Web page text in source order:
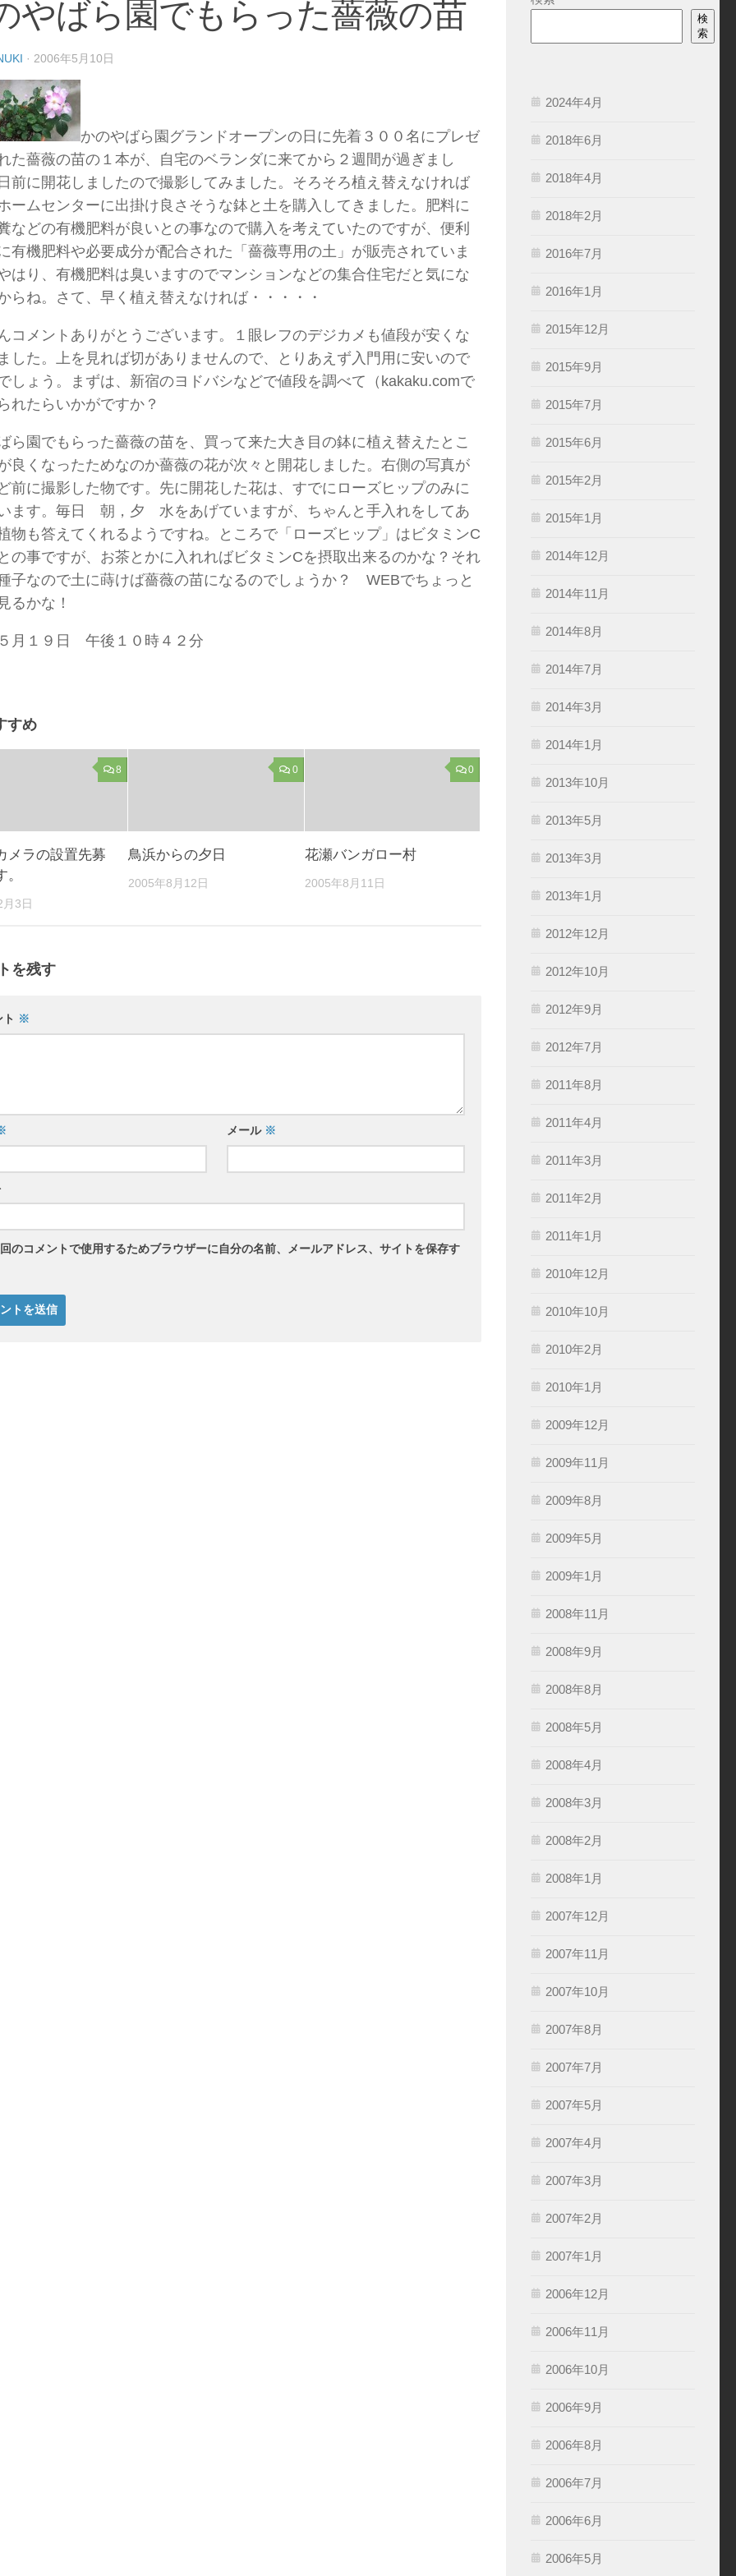
やばら園でもらった薔薇の苗
· 2006年5月10日
かのやばら園グランドオープンの日に先着３００名にプレゼ
た薔薇の苗の１本が、自宅のベランダに来てから２週間が過ぎまし
前に開花しましたので撮影してみました。そろそろ植え替えなければ
ームセンターに出掛け良さそうな鉢と土を購入してきました。肥料に
などの有機肥料が良いとの事なので購入を考えていたのですが、便利
有機肥料や必要成分が配合された「薔薇専用の土」が販売されていま
はり、有機肥料は臭いますのでマンションなどの集合住宅だと気にな
らね。さて、早く植え替えなければ・・・・・
コメントありがとうございます。１眼レフのデジカメも値段が安くな
した。上を見れば切がありませんので、とりあえず入門用に安いので
しょう。まずは、新宿のヨドバシなどで値段を調べて（kakaku.comで
れたらいかがですか？
ら園でもらった薔薇の苗を、買って来た大き目の鉢に植え替えたとこ
良くなったためなのか薔薇の花が次々と開花しました。右側の写真が
前に撮影した物です。先に開花した花は、すでにローズヒップのみに
ます。毎日 朝，夕 水をあげていますが、ちゃんと手入れをしてあ
物も答えてくれるようですね。ところで「ローズヒップ」はビタミンC
の事ですが、お茶とかに入れればビタミンCを摂取出来るのかな？それ
子なので土に蒔けば薔薇の苗になるのでしょうか？ WEBでちょっと
るかな！
月１９日 午後１０時４２分
すめ
8
メラの設置先募
3日
0
鳥浜からの夕日
2005年8月12日
0
花瀬バンガロー村
2005年8月11日
を残す
※
メール ※
のコメントで使用するためブラウザーに自分の名前、メールアドレス、サイトを保存す
検
索
2024年4月
2018年6月
2018年4月
2018年2月
2016年7月
2016年1月
2015年12月
2015年9月
2015年7月
2015年6月
2015年2月
2015年1月
2014年12月
2014年11月
2014年8月
2014年7月
2014年3月
2014年1月
2013年10月
2013年5月
2013年3月
2013年1月
2012年12月
2012年10月
2012年9月
2012年7月
2011年8月
2011年4月
2011年3月
2011年2月
2011年1月
2010年12月
2010年10月
2010年2月
2010年1月
2009年12月
2009年11月
2009年8月
2009年5月
2009年1月
2008年11月
2008年9月
2008年8月
2008年5月
2008年4月
2008年3月
2008年2月
2008年1月
2007年12月
2007年11月
2007年10月
2007年8月
2007年7月
2007年5月
2007年4月
2007年3月
2007年2月
2007年1月
2006年12月
2006年11月
2006年10月
2006年9月
2006年8月
2006年7月
2006年6月
2006年5月